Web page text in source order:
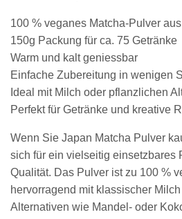
100 % veganes Matcha-Pulver
150g Packung für ca. 75 Getränke
Warm und kalt geniessbar
Einfache Zubereitung in wenigen
Ideal mit Milch oder pflanzlichen
Perfekt für Getränke und kreative
Wenn Sie Japan Matcha Pulver
sich für ein vielseitig einsetzbares
Qualität. Das Pulver ist zu 100 %
hervorragend mit klassischer
Alternativen wie Mandel- oder